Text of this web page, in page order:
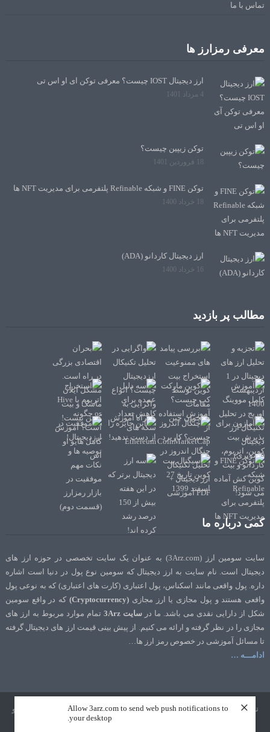
Allow 3arz.com to send web push notifications to
your desktop.
×
تماس با ما
معرفی رمزارز ها
ارز دیجیتال IOST چیست؟ معرفی توکن آی او اس تی
4 مرداد 1401
توکن زیپین چیست؟
توکن FINE و شبکه Refinable پلتفرمی برای مدیریت NFT ها
ارز دیجیتال کاردانو (ADA)
16 خرداد 1400
مطالب پر بازدید
کمی درباره ما
سایت سومین ارز (3Arz.com) به عنوان یک سایت تخصصی در حوزه ارز های
دیجیتال است. نام سایت به ارز دیجیتال که سومین نوع پول در دنیا است اشاره
داره. پول واقعی مانند اسکناس، پول اعتباری (کارت های اعتباری) که به نوعی پول
واقعی هستند و پول مجازی یا ارز مجازی (Cryptocurrency)
که در واقع سومین
شکل از دارایی نقدی می باشد. ما در سایت 3Arz
تمام موارد مربوط به ارز های
مجازی را در نظر گرفته و ارائه می کنیم. از پیش بینی قیمت ارز های دیجیتال گرفته
تا مسائل آموزشی در خصوص رمز ارز ها…
ادامـــه …
تمامی حقوق نشر و تالیف برای سایت 3Arz.com محفوظ است. طراحی و سئو